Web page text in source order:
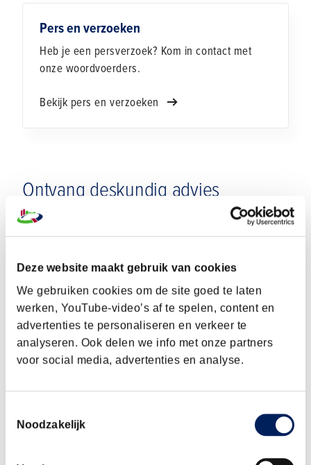
Deze website maakt gebruik van cookies
We gebruiken cookies om de site goed te laten
werken, YouTube-video’s af te spelen, content en
advertenties te personaliseren en verkeer te
analyseren. Ook delen we info met onze partners
voor social media, advertenties en analyse.
Noodzakelijk
Pers en verzoeken
Heb je een persverzoek? Kom in contact met
onze woordvoerders.
Bekijk pers en verzoeken
Ontvang deskundig advies
Helpdesk
contact op met de helpdesk, zij helpen je graag
verder!
Advies op maat
Bouwrechtadvies
Heb je een juridische vraag? Kom in contact met
onze experts en krijg bouwrechtadvies.